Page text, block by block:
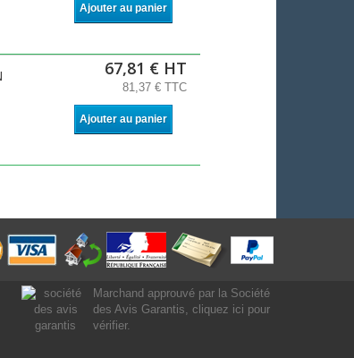
Ajouter au panier
67,81 € HT
81,37 € TTC
Ajouter au panier
Marchand approuvé par la Société
des Avis Garantis, cliquez ici pour
vérifier.